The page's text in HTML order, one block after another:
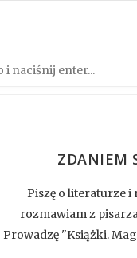
ZDANIEM
Piszę o literaturze
rozmawiam z
Prowadzę "Książki.